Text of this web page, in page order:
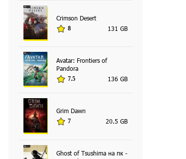
Crimson Desert
8 131 GB
Avatar: Frontiers of
Pandora
7.5 136 GB
Grim Dawn
7 20.5 GB
Ghost of Tsushima на пк -